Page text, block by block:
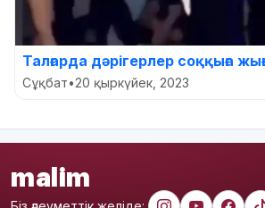
Талғарда дәрігерлер соққыға
Сұқбат•20 қыркүйек, 2023
malim